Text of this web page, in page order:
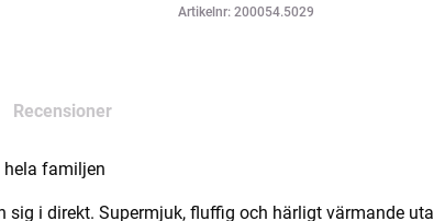
Artikelnr: 200054.5029
Recensioner
hela familjen
sig i direkt. Supermjuk, fluffig och härligt värmande